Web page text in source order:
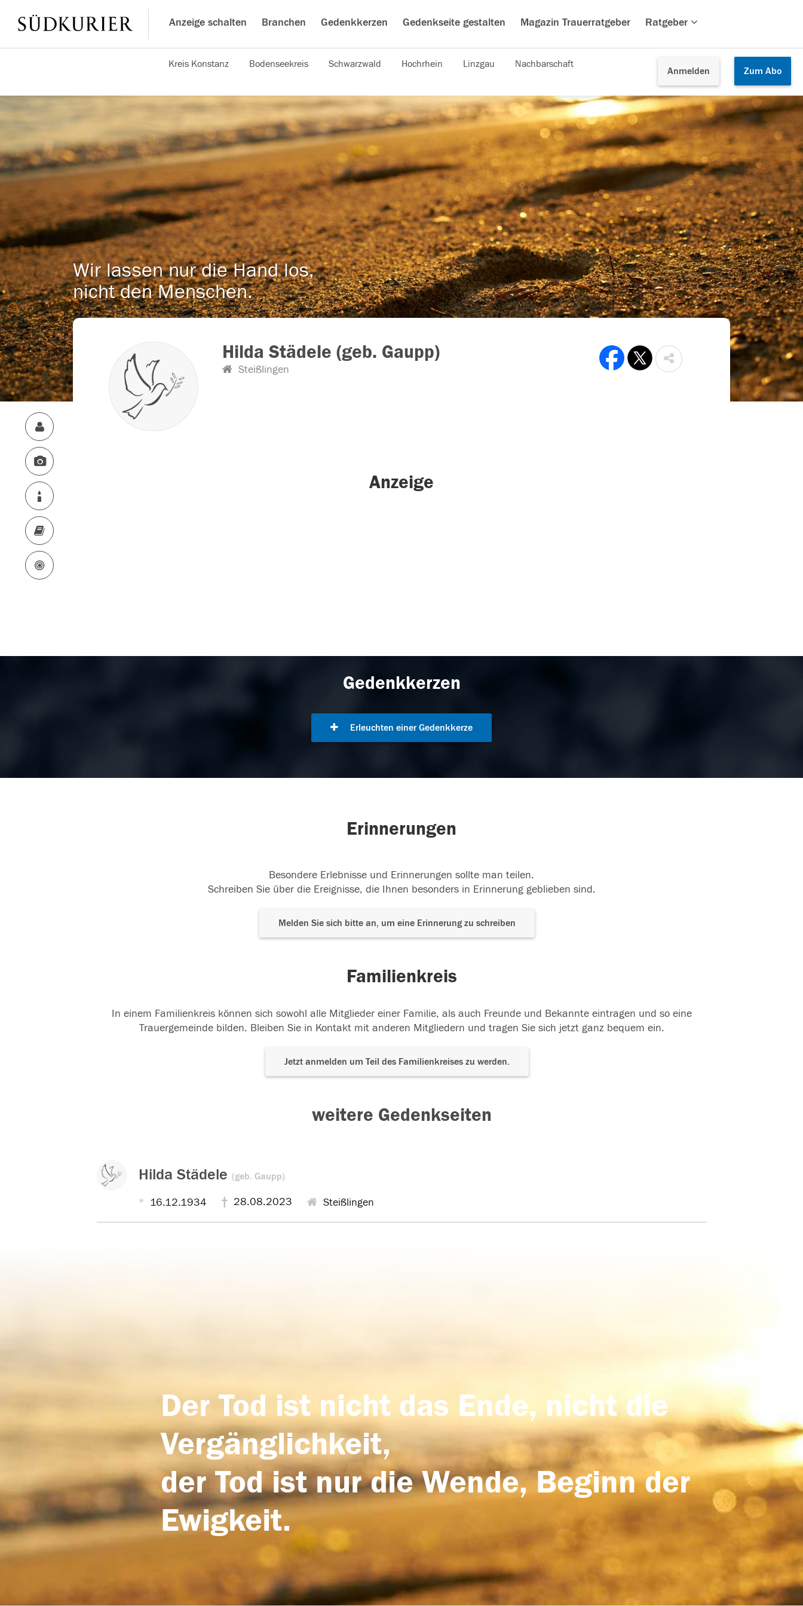
Anzeige schalten Branchen Gedenkkerzen Gedenkseite gestalten Magazin Trauerratgeber Ratgeber
Anmelden Zum Abo
Kreis Konstanz Bodenseekreis Schwarzwald Hochrhein Linzgau Nachbarschaft
Wir lassen nur die Hand los,
nicht den Menschen.
Hilda Städele (geb. Gaupp)
Steißlingen
Anzeige
Gedenkkerzen
Erleuchten einer Gedenkkerze
Erinnerungen
Besondere Erlebnisse und Erinnerungen sollte man teilen.
Schreiben Sie über die Ereignisse, die Ihnen besonders in Erinnerung geblieben sind.
Melden Sie sich bitte an, um eine Erinnerung zu schreiben
Familienkreis
In einem Familienkreis können sich sowohl alle Mitglieder einer Familie, als auch Freunde und Bekannte eintragen und so eine
Trauergemeinde bilden. Bleiben Sie in Kontakt mit anderen Mitgliedern und tragen Sie sich jetzt ganz bequem ein.
Jetzt anmelden um Teil des Familienkreises zu werden.
weitere Gedenkseiten
Hilda Städele (geb. Gaupp)
16.12.1934 28.08.2023 Steißlingen
Der Tod ist nicht das Ende, nicht die
Vergänglichkeit,
der Tod ist nur die Wende, Beginn der
Ewigkeit.